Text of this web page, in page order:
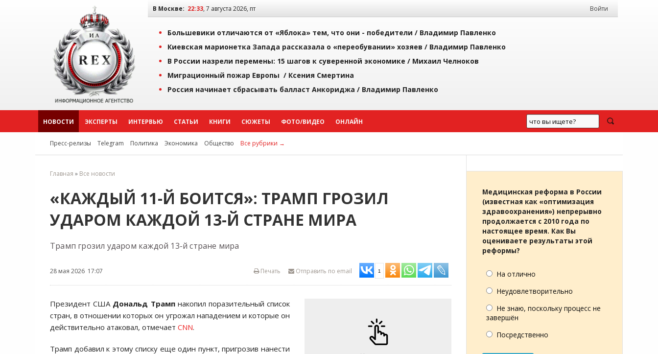
В Москве: 22:33, 7 августа 2026, пт Войти
Большевики отличаются от «Яблока» тем, что они - победители / Владимир Павленко
Киевская марионетка Запада рассказала о «переобувании» хозяев / Владимир Павленко
В России назрели перемены: 15 шагов к суверенной экономике / Михаил Челноков
Миграционный пожар Европы / Ксения Смертина
Россия начинает сбрасывать балласт Анкориджа / Владимир Павленко
НОВОСТИ ЭКСПЕРТЫ ИНТЕРВЬЮ СТАТЬИ КНИГИ СЮЖЕТЫ ФОТО/ВИДЕО ОНЛАЙН
Пресс-релизы Telegram Политика Экономика Общество Все рубрики →
Главная » Все новости
«КАЖДЫЙ 11-Й БОИТСЯ»: ТРАМП ГРОЗИЛ
УДАРОМ КАЖДОЙ 13-Й СТРАНЕ МИРА
Трамп грозил ударом каждой 13-й стране мира
28 мая 2026 17:07 Отправить по email 1
Печать
Президент США Дональд Трампнакопил поразительный список
стран, в отношении которых он угрожал нападением и которые он
действительно атаковал, отмечает CNN.
Трамп добавил к этому списку еще один пункт, пригрозив нанести
Медицинская реформа в России
(известная как «оптимизация
здравоохранения») непрерывно
продолжается с 2010 года по
настоящее время. Как Вы
оцениваете результаты этой
реформы?
На отлично
Неудовлетворительно
Не знаю, поскольку процесс не
завершён
Посредственно